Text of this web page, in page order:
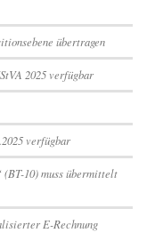
übertragen
2025 verfügbar
verfügbar
10) muss übermittelt
E-Rechnung